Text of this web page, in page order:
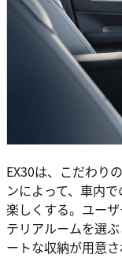
EX30は、こだわり
ンによって、車内
楽しくする。ユー
テリアルームを選
ートな収納が用意さ